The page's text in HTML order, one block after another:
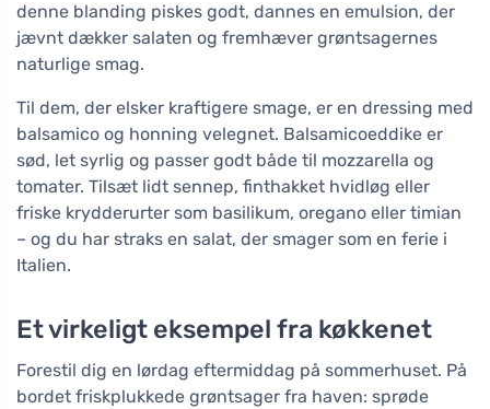
denne blanding piskes godt, dannes en emulsion, der
jævnt dækker salaten og fremhæver grøntsagernes
naturlige smag.
Til dem, der elsker kraftigere smage, er en dressing med
balsamico og honning velegnet. Balsamicoeddike er
sød, let syrlig og passer godt både til mozzarella og
tomater. Tilsæt lidt sennep, finthakket hvidløg eller
friske krydderurter som basilikum, oregano eller timian
– og du har straks en salat, der smager som en ferie i
Italien.
Et virkeligt eksempel fra køkkenet
Forestil dig en lørdag eftermiddag på sommerhuset. På
bordet friskplukkede grøntsager fra haven: sprøde